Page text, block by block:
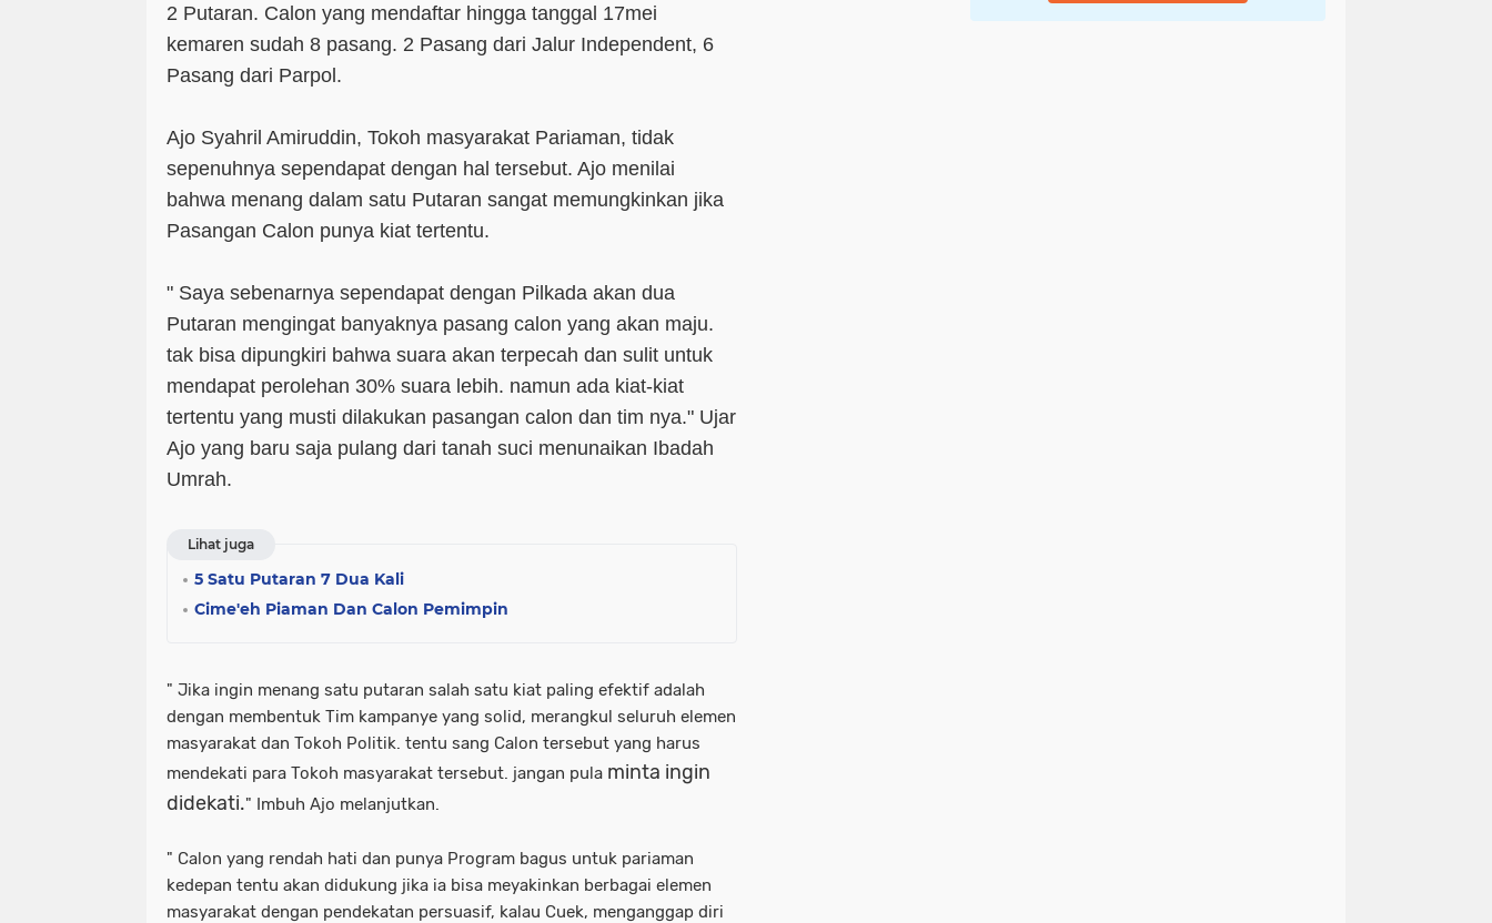
2 Putaran. Calon yang mendaftar hingga tanggal 17mei
kemaren sudah 8 pasang. 2 Pasang dari Jalur Independent, 6
Pasang dari Parpol.
Ajo Syahril Amiruddin, Tokoh masyarakat Pariaman, tidak
sepenuhnya sependapat dengan hal tersebut. Ajo menilai
bahwa menang dalam satu Putaran sangat memungkinkan jika
Pasangan Calon punya kiat tertentu.
" Saya sebenarnya sependapat dengan Pilkada akan dua
Putaran mengingat banyaknya pasang calon yang akan maju.
tak bisa dipungkiri bahwa suara akan terpecah dan sulit untuk
mendapat perolehan 30% suara lebih. namun ada kiat-kiat
tertentu yang musti dilakukan pasangan calon dan tim nya." Ujar
Ajo yang baru saja pulang dari tanah suci menunaikan Ibadah
Umrah.
Lihat juga
5 Satu Putaran 7 Dua Kali
Cime'eh Piaman Dan Calon Pemimpin
" Jika ingin menang satu putaran salah satu kiat paling efektif adalah
dengan membentuk Tim kampanye yang solid, merangkul seluruh elemen
masyarakat dan Tokoh Politik. tentu sang Calon tersebut yang harus
mendekati para Tokoh masyarakat tersebut. jangan pula minta ingin
didekati." Imbuh Ajo melanjutkan.
" Calon yang rendah hati dan punya Program bagus untuk pariaman
kedepan tentu akan didukung jika ia bisa meyakinkan berbagai elemen
masyarakat dengan pendekatan persuasif, kalau Cuek, menganggap diri